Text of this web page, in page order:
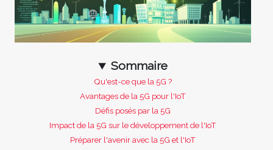
Sommaire
Qu'est-ce que la 5G ?
Avantages de la 5G pour l'IoT
Défis posés par la 5G
Impact de la 5G sur le développement de l'IoT
Préparer l'avenir avec la 5G et l'IoT